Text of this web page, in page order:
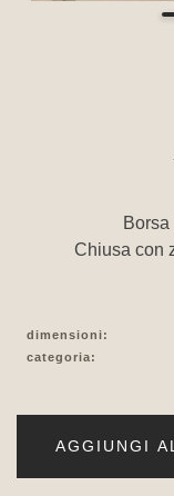
Chiusa con
dimensioni:
categoria:
AGGIUNGI